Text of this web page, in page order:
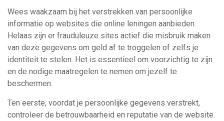
Wees waakzaam bij het verstrekken van persoonlijke
informatie op websites die online leningen aanbieden.
Helaas zijn er frauduleuze sites actief die misbruik maken
van deze gegevens om geld af te troggelen of zelfs je
identiteit te stelen. Het is essentieel om voorzichtig te zijn
en de nodige maatregelen te nemen om jezelf te
beschermen.
Ten eerste, voordat je persoonlijke gegevens verstrekt,
controleer de betrouwbaarheid en reputatie van de website.